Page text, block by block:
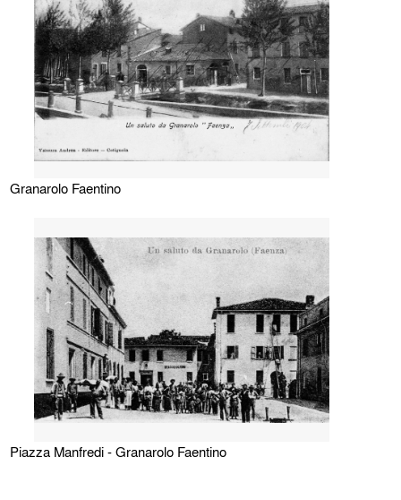
Granarolo Faentino
Piazza Manfredi - Granarolo Faentino